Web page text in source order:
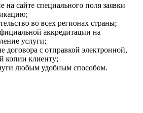
на сайте специального поля заявки
во всех регионах страны;
аккредитации на
услуги;
договора с отправкой электронной,
копии клиенту;
любым удобным способом.